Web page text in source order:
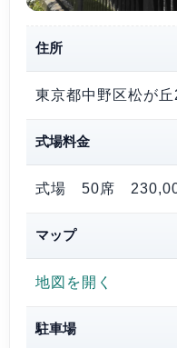
住所
東京都中野区松が
式場料金
式場 50席
マップ
地図を開く
駐車場